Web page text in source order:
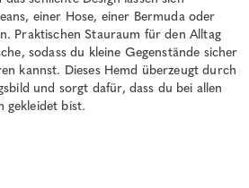
einer Hose, einer Bermuda oder
Praktischen Stauraum für den Alltag
sodass du kleine Gegenstände sicher
kannst. Dieses Hemd überzeugt durch
und sorgt dafür, dass du bei allen
gekleidet bist.